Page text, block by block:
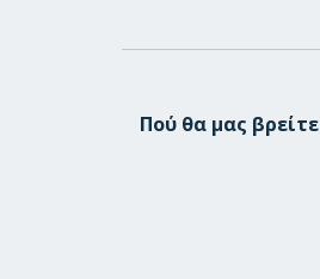
Πού θα μας βρείτε